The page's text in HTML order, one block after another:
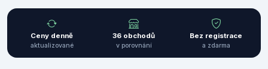
Ceny denně
aktualizované
36 obchodů
v porovnání
Bez registrace
a zdarma